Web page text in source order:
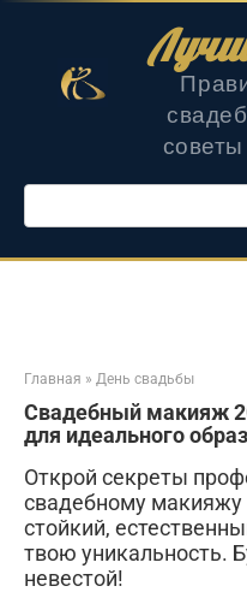
Поиск:
Главная » День свадьбы
Свадебный макияж
для идеального
Открой секреты
свадебному макияжу
стойкий,
твою уникальность.
невестой!